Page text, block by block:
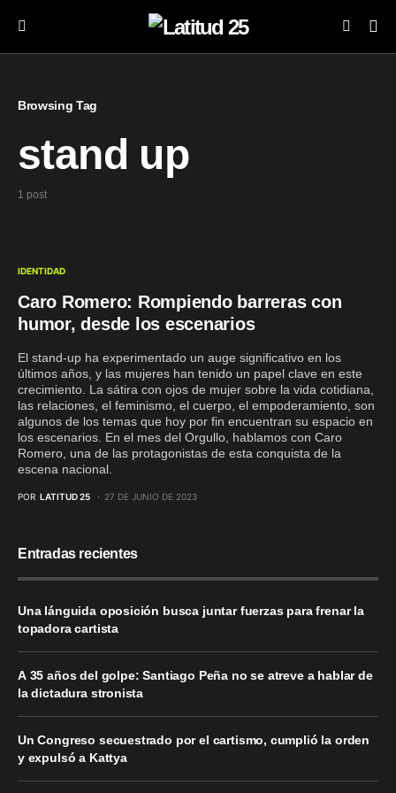
Browsing Tag
stand up
1 post
IDENTIDAD
Caro Romero: Rompiendo barreras con
humor, desde los escenarios
El stand-up ha experimentado un auge significativo en los
últimos años, y las mujeres han tenido un papel clave en este
crecimiento. La sátira con ojos de mujer sobre la vida cotidiana,
las relaciones, el feminismo, el cuerpo, el empoderamiento, son
algunos de los temas que hoy por fin encuentran su espacio en
los escenarios. En el mes del Orgullo, hablamos con Caro
Romero, una de las protagonistas de esta conquista de la
escena nacional.
POR LATITUD 25 27 DE JUNIO DE 2023
Entradas recientes
Una lánguida oposición busca juntar fuerzas para frenar la
topadora cartista
A 35 años del golpe: Santiago Peña no se atreve a hablar de
la dictadura stronista
Un Congreso secuestrado por el cartismo, cumplió la orden
y expulsó a Kattya